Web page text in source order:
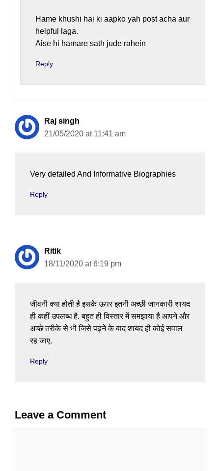
Hame khushi hai ki aapko yah post acha aur
helpful laga.
Aise hi hamare sath jude rahein
Reply
Raj singh
21/05/2020 at 11:41 am
Very detailed And Informative Biographies
Reply
Ritik
18/11/2020 at 6:19 pm
जीवनी क्या होती है इसके ऊपर इतनी अच्छी जानकारी शायद
ही कहीं उपलब्ध है. बहुत ही विस्तार में समझाया है आपने और
अच्छे तरीके से भी जिसे पढ़ने के बाद शायद ही कोई सवाल
रह जाए.
Reply
Leave a Comment